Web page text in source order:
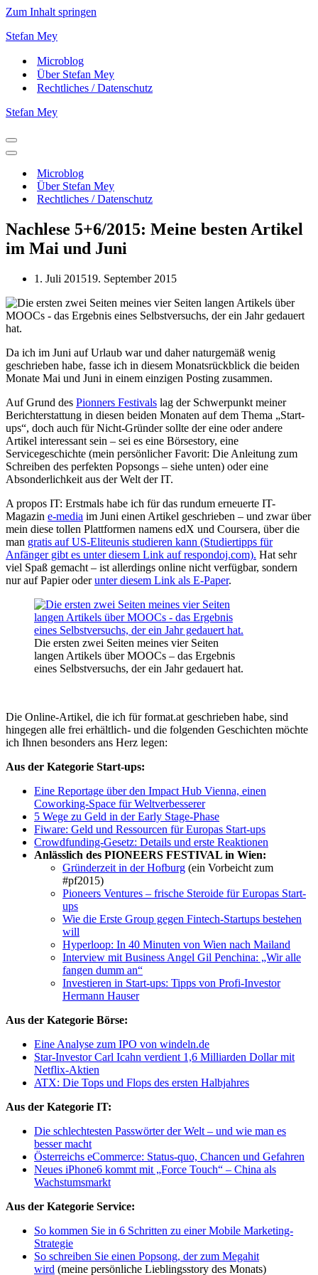
Zum Inhalt springen
Stefan Mey
Microblog
Über Stefan Mey
Rechtliches / Datenschutz
Stefan Mey
Navigationsmenü
Navigationsmenü
Microblog
Über Stefan Mey
Rechtliches / Datenschutz
Nachlese 5+6/2015: Meine besten Artikel
im Mai und Juni
1. Juli 201519. September 2015
Da ich im Juni auf Urlaub war und daher naturgemäß wenig
geschrieben habe, fasse ich in diesem Monatsrückblick die beiden
Monate Mai und Juni in einem einzigen Posting zusammen.
Auf Grund des Pionners Festivals lag der Schwerpunkt meiner
Berichterstattung in diesen beiden Monaten auf dem Thema „Start-
ups“, doch auch für Nicht-Gründer sollte der eine oder andere
Artikel interessant sein – sei es eine Börsestory, eine
Servicegeschichte (mein persönlicher Favorit: Die Anleitung zum
Schreiben des perfekten Popsongs – siehe unten) oder eine
Absonderlichkeit aus der Welt der IT.
A propos IT: Erstmals habe ich für das rundum erneuerte IT-
Magazin e-media im Juni einen Artikel geschrieben – und zwar über
mein diese tollen Plattformen namens edX und Coursera, über die
man gratis auf US-Eliteunis studieren kann (Studiertipps für
Anfänger gibt es unter diesem Link auf respondoj.com). Hat sehr
viel Spaß gemacht – ist allerdings online nicht verfügbar, sondern
nur auf Papier oderunter diesem Link als E-Paper.
Die ersten zwei Seiten meines vier Seiten
langen Artikels über MOOCs – das Ergebnis
eines Selbstversuchs, der ein Jahr gedauert hat.
Die Online-Artikel, die ich für format.at geschrieben habe, sind
hingegen alle frei erhältlich- und die folgenden Geschichten möchte
ich Ihnen besonders ans Herz legen:
Aus der Kategorie Start-ups:
Eine Reportage über den Impact Hub Vienna, einen
Coworking-Space für Weltverbesserer
5 Wege zu Geld in der Early Stage-Phase
Fiware: Geld und Ressourcen für Europas Start-ups
Crowdfunding-Gesetz: Details und erste Reaktionen
Anlässlich des PIONEERS FESTIVAL in Wien:
Gründerzeit in der Hofburg (ein Vorbeicht zum
#pf2015)
Pioneers Ventures – frische Steroide für Europas Start-
ups
Wie die Erste Group gegen Fintech-Startups bestehen
will
Hyperloop: In 40 Minuten von Wien nach Mailand
Interview mit Business Angel Gil Penchina: „Wir alle
fangen dumm an“
Investieren in Start-ups: Tipps von Profi-Investor
Hermann Hauser
Aus der Kategorie Börse:
Eine Analyse zum IPO von windeln.de
Star-Investor Carl Icahn verdient 1,6 Milliarden Dollar mit
Netflix-Aktien
ATX: Die Tops und Flops des ersten Halbjahres
Aus der Kategorie IT:
Die schlechtesten Passwörter der Welt – und wie man es
besser macht
Österreichs eCommerce: Status-quo, Chancen und Gefahren
Neues iPhone6 kommt mit „Force Touch“ – China als
Wachstumsmarkt
Aus der Kategorie Service:
So kommen Sie in 6 Schritten zu einer Mobile Marketing-
Strategie
So schreiben Sie einen Popsong, der zum Megahit
wird (meine persönliche Lieblingsstory des Monats)